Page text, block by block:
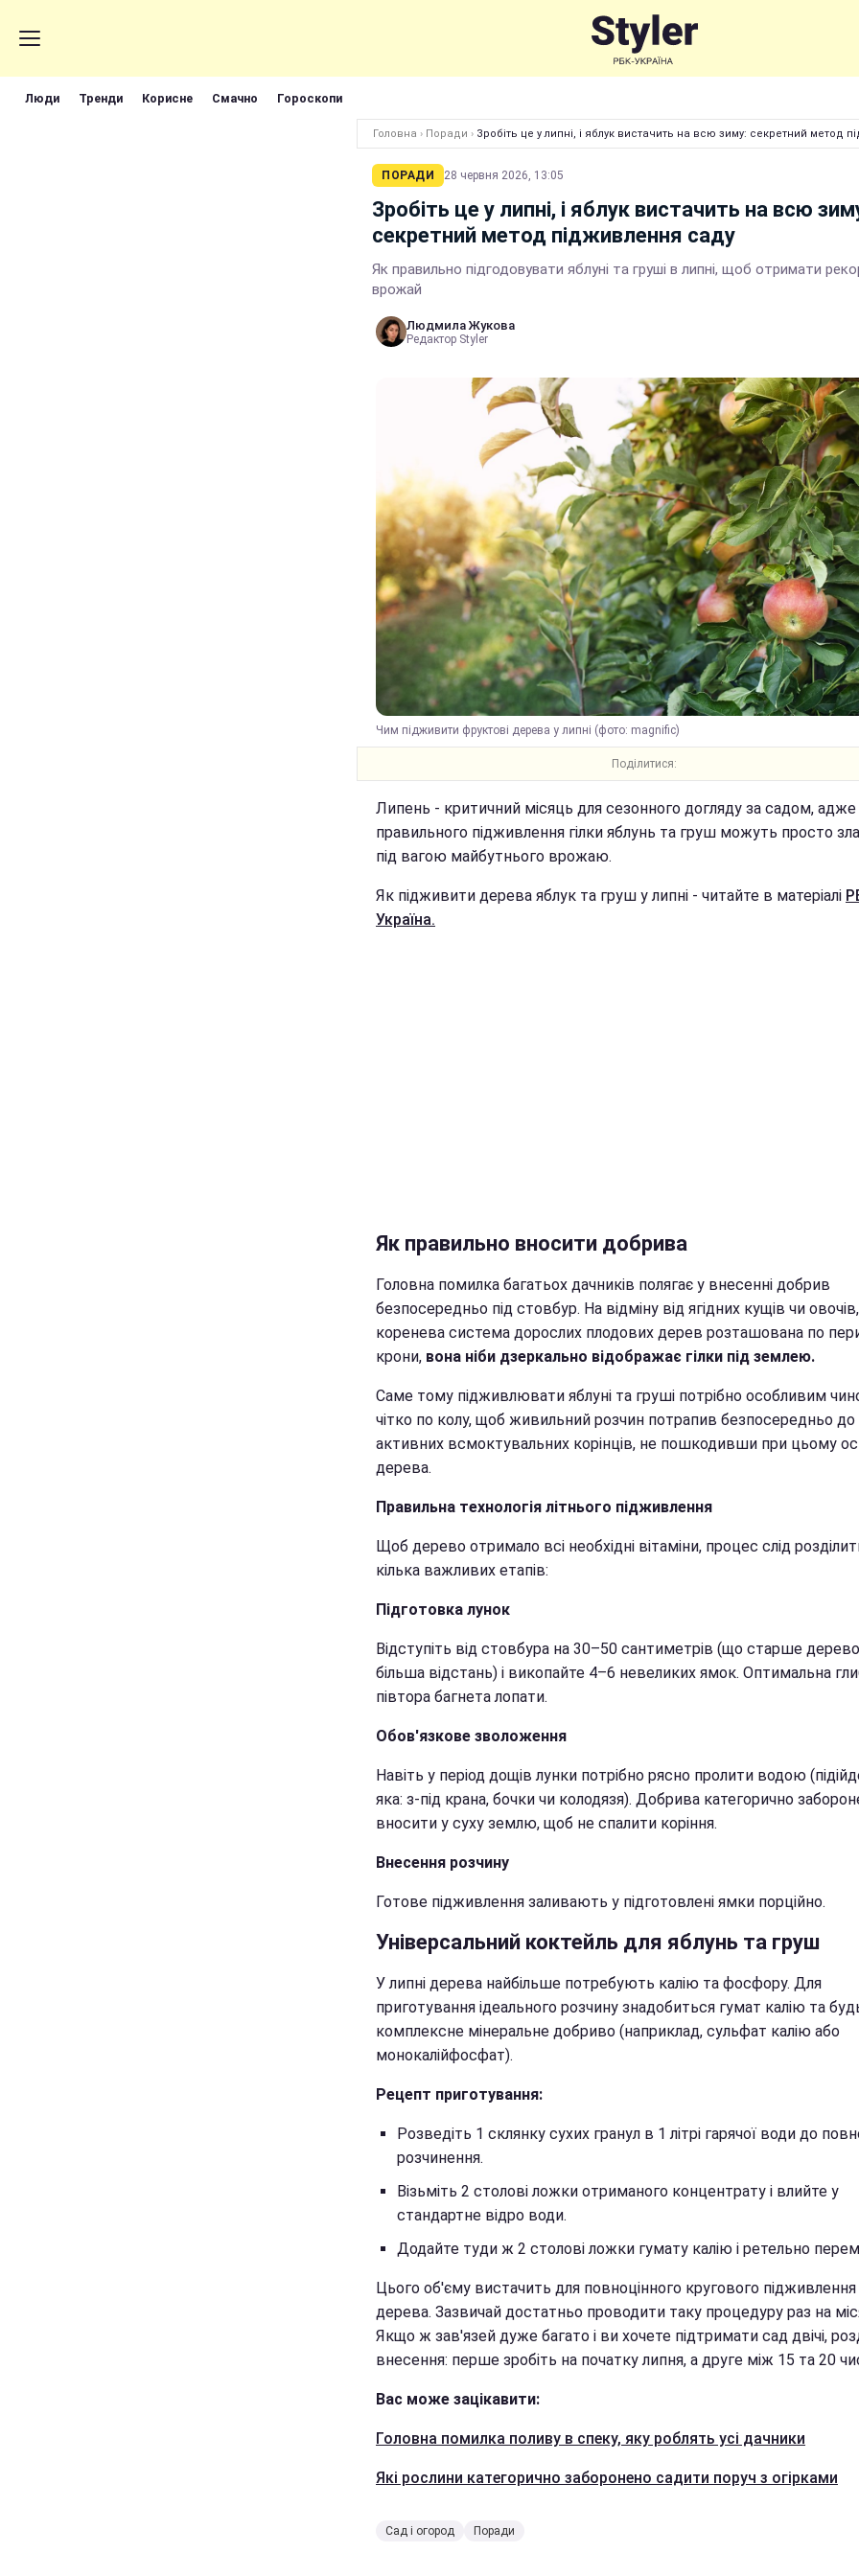
Люди Тренди Корисне Смачно Гороскопи
Головна › Поради › Зробіть це у липні, і яблук вистачить на всю зиму: секретний метод
ПОРАДИ 28 червня 2026, 13:05
Зробіть це у липні, і яблук вистачить на всю
секретний метод підживлення саду
Як правильно підгодовувати яблуні та груші в липні, щоб отримати
врожай
Людмила Жукова
Редактор Styler
Чим підживити фруктові дерева у липні (фото: magnific)
Поділитися:
Липень - критичний місяць для сезонного догляду за садом, адже
правильного підживлення гілки яблунь та груш можуть просто
під вагою майбутнього врожаю.
Як підживити дерева яблук та груш у липні - читайте в матеріалі
Україна.
Як правильно вносити добрива
Головна помилка багатьох дачників полягає у внесенні добрив
безпосередньо під стовбур. На відміну від ягідних кущів чи овочів,
коренева система дорослих плодових дерев розташована по
крони, вона ніби дзеркально відображає гілки під землею.
Саме тому підживлювати яблуні та груші потрібно особливим
чітко по колу, щоб живильний розчин потрапив безпосередньо до
активних всмоктувальних корінців, не пошкодивши при цьому
дерева.
Правильна технологія літнього підживлення
Щоб дерево отримало всі необхідні вітаміни, процес слід
кілька важливих етапів:
Підготовка лунок
Відступіть від стовбура на 30–50 сантиметрів (що старше
більша відстань) і викопайте 4–6 невеликих ямок. Оптимальна
півтора багнета лопати.
Обов'язкове зволоження
Навіть у період дощів лунки потрібно рясно пролити водою
яка: з-під крана, бочки чи колодязя). Добрива категорично
вносити у суху землю, щоб не спалити коріння.
Внесення розчину
Готове підживлення заливають у підготовлені ямки порційно.
Універсальний коктейль для яблунь та груш
У липні дерева найбільше потребують калію та фосфору. Для
приготування ідеального розчину знадобиться гумат калію та
комплексне мінеральне добриво (наприклад, сульфат калію або
монокалійфосфат).
Рецепт приготування:
Розведіть 1 склянку сухих гранул в 1 літрі гарячої води до
розчинення.
Візьміть 2 столові ложки отриманого концентрату і влийте у
стандартне відро води.
Додайте туди ж 2 столові ложки гумату калію і ретельно
Цього об'єму вистачить для повноцінного кругового
дерева. Зазвичай достатньо проводити таку процедуру раз на
Якщо ж зав'язей дуже багато і ви хочете підтримати сад двічі,
внесення: перше зробіть на початку липня, а друге між 15 та 20
Вас може зацікавити:
Головна помилка поливу в спеку, яку роблять усі дачники
Які рослини категорично заборонено садити поруч з огірками
Сад і огород Поради